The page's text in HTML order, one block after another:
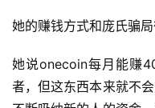
她的赚钱方式和庞氏骗局
她说onecoin每月能赚
者，但这东西本来就不